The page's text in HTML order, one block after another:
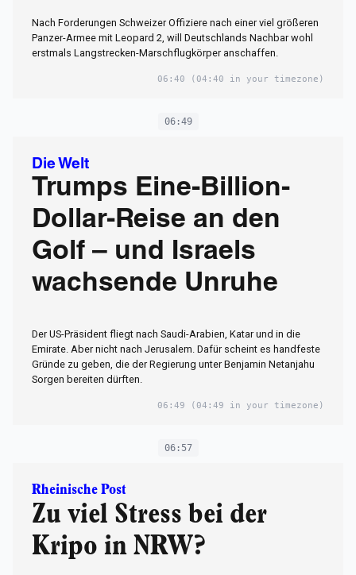
Nach Forderungen Schweizer Offiziere nach einer viel größeren
Panzer-Armee mit Leopard 2, will Deutschlands Nachbar wohl
erstmals Langstrecken-Marschflugkörper anschaffen.
06:40 (04:40 in your timezone)
06:49
Die Welt
Trumps Eine-Billion-
Dollar-Reise an den
Golf – und Israels
wachsende Unruhe
Der US-Präsident fliegt nach Saudi-Arabien, Katar und in die
Emirate. Aber nicht nach Jerusalem. Dafür scheint es handfeste
Gründe zu geben, die der Regierung unter Benjamin Netanjahu
Sorgen bereiten dürften.
06:49 (04:49 in your timezone)
06:57
Rheinische Post
Zu viel Stress bei der
Kripo in NRW?